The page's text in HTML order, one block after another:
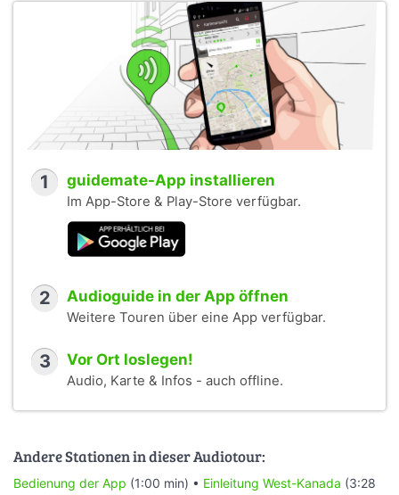
1 guidemate-App installieren
Im App-Store & Play-Store verfügbar.
2 Audioguide in der App öffnen
Weitere Touren über eine App verfügbar.
3 Vor Ort loslegen!
Audio, Karte & Infos - auch offline.
Andere Stationen in dieser Audiotour:
Bedienung der App (1:00 min) • Einleitung West-Kanada (3:28